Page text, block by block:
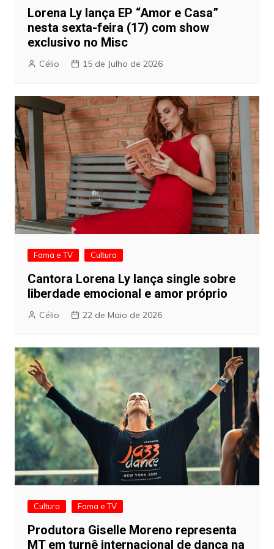
Lorena Ly lança EP “Amor e Casa”
nesta sexta-feira (17) com show
exclusivo no Misc
Célio 15 de Julho de 2026
Fama e TV Cultura
Cantora Lorena Ly lança single sobre
liberdade emocional e amor próprio
Célio 22 de Maio de 2026
Cultura Fama e TV
Produtora Giselle Moreno representa
MT em turnê internacional de dança na